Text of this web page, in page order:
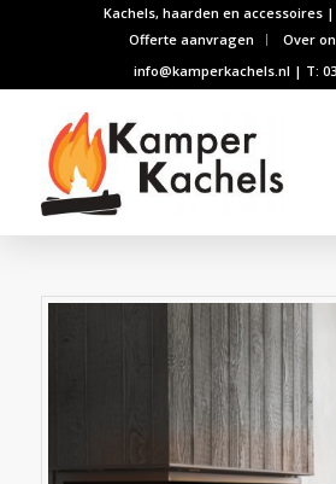
Kachels, haarden en accessoires
Offerte aanvragen
Over
info@kamperkachels.nl | T: